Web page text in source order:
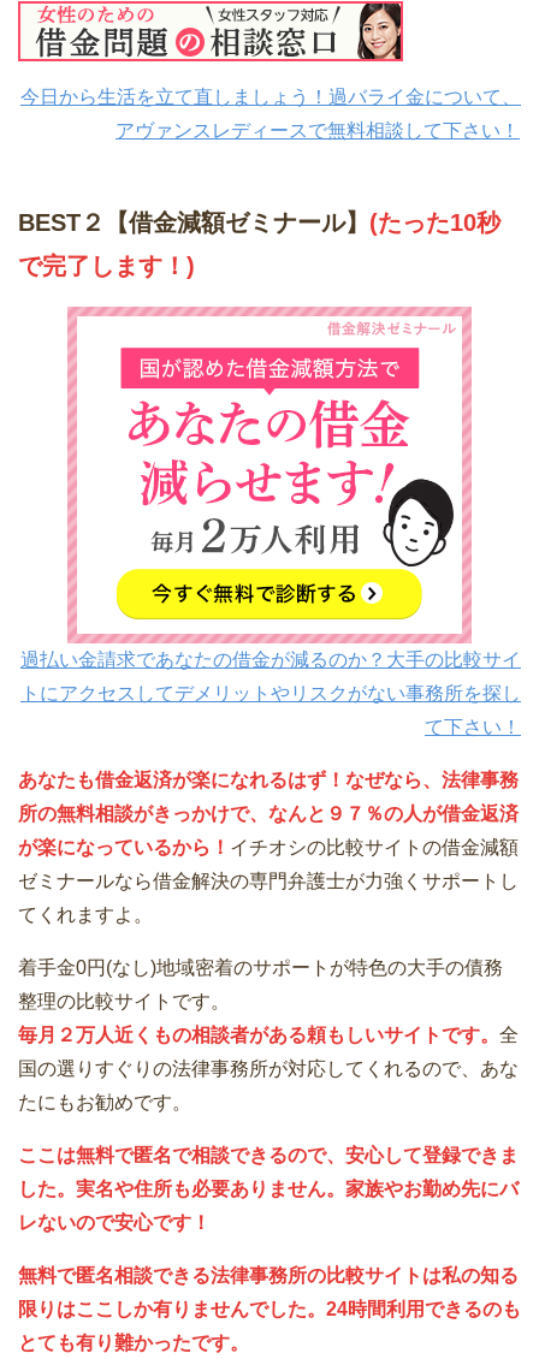
今日から生活を立て直しましょう！過バライ金について、
アヴァンスレディースで無料相談して下さい！
BEST２【借金減額ゼミナール】 (たった10秒
で完了します！)
過払い金請求であなたの借金が減るのか？大手の比較サイ
トにアクセスしてデメリットやリスクがない事務所を探し
て下さい！
あなたも借金返済が楽になれるはず！なぜなら、法律事務
所の無料相談がきっかけで、なんと９７％の人が借金返済
が楽になっているから！ イチオシの比較サイトの借金減額
ゼミナールなら借金解決の専門弁護士が力強くサポートし
てくれますよ。
着手金0円(なし)地域密着のサポートが特色の大手の債務
整理の比較サイトです。
毎月２万人近くもの相談者がある頼もしいサイトです。 全
国の選りすぐりの法律事務所が対応してくれるので、あな
たにもお勧めです。
ここは無料で匿名で相談できるので、安心して登録できま
した。実名や住所も必要ありません。家族やお勤め先にバ
レないので安心です！
無料で匿名相談できる法律事務所の比較サイトは私の知る
限りはここしか有りませんでした。24時間利用できるのも
とても有り難かったです。